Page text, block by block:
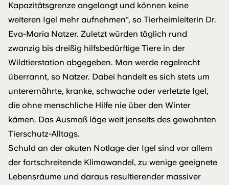
Kapazitätsgrenze angelangt und können keine
weiteren Igel mehr aufnehmen“, so Tierheimleiterin Dr.
Eva-Maria Natzer. Zuletzt würden täglich rund
zwanzig bis dreißig hilfsbedürftige Tiere in der
Wildtierstation abgegeben. Man werde regelrecht
überrannt, so Natzer. Dabei handelt es sich stets um
unterernährte, kranke, schwache oder verletzte Igel,
die ohne menschliche Hilfe nie über den Winter
kämen. Das Ausmaß läge weit jenseits des gewohnten
Tierschutz-Alltags.
Schuld an der akuten Notlage der Igel sind vor allem
der fortschreitende Klimawandel, zu wenige geeignete
Lebensräume und daraus resultierender massiver